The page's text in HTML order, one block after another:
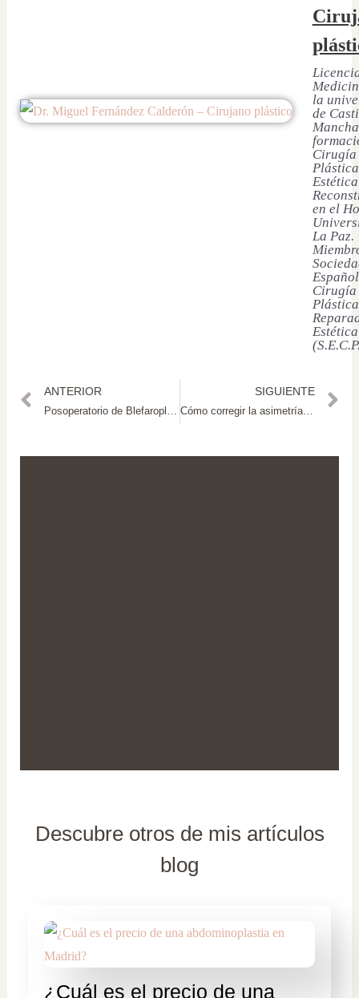
la
de
Cirugía
en el
La Paz.
Cirugía
Estética
ANTERIOR
Posoperatorio de Blefaroplastia: Guía Completa de Cuidados y Recuperación
SIGUIENTE
Cómo corregir la asimetría de pezones: guía completa
Descubre otros de mis artículos
blog
¿Cuál es el precio de una